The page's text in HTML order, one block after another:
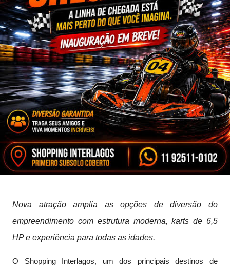
Nova atração amplia as opções de diversão do
empreendimento com estrutura moderna, karts de 6,5
HP e experiência para todas as idades.
O Shopping Interlagos, um dos principais destinos de